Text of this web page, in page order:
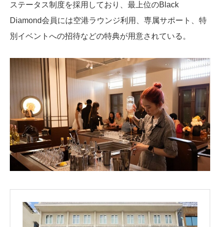
ステータス制度を採用しており、最上位のBlack
Diamond会員には空港ラウンジ利用、専属サポート、特
別イベントへの招待などの特典が用意されている。